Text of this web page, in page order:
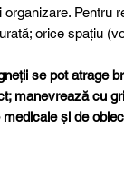
Pentru
orice spațiu
se pot atrage
manevrează cu
și de